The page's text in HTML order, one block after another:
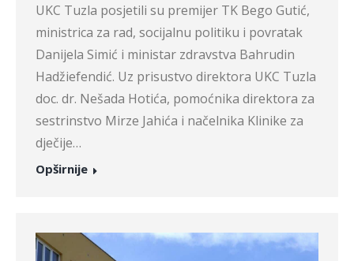
UKC Tuzla posjetili su premijer TK Bego Gutić,
ministrica za rad, socijalnu politiku i povratak
Danijela Simić i ministar zdravstva Bahrudin
Hadžiefendić. Uz prisustvo direktora UKC Tuzla
doc. dr. Nešada Hotića, pomoćnika direktora za
sestrinstvo Mirze Jahića i načelnika Klinike za
dječije…
Opširnije